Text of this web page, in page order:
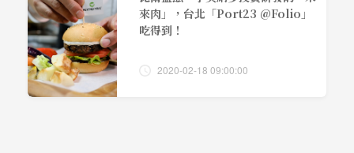
來肉」，台北「Port23 @Folio」
吃得到！
2020-02-18 09:00:00